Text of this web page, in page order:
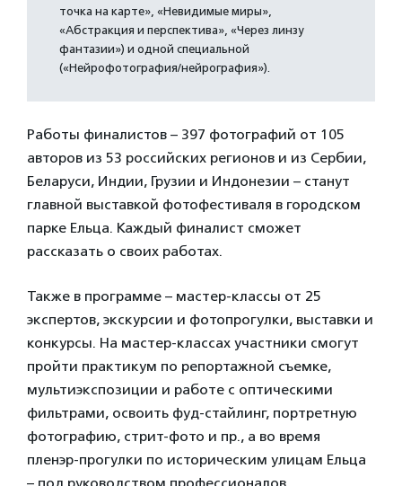
точка на карте», «Невидимые миры»,
«Абстракция и перспектива», «Через линзу
фантазии») и одной специальной
(«Нейрофотография/нейрография»).
Работы финалистов – 397 фотографий от 105
авторов из 53 российских регионов и из Сербии,
Беларуси, Индии, Грузии и Индонезии – станут
главной выставкой фотофестиваля в городском
парке Ельца. Каждый финалист сможет
рассказать о своих работах.
Также в программе – мастер-классы от 25
экспертов, экскурсии и фотопрогулки, выставки и
конкурсы. На мастер-классах участники смогут
пройти практикум по репортажной съемке,
мультиэкспозиции и работе с оптическими
фильтрами, освоить фуд-стайлинг, портретную
фотографию, стрит-фото и пр., а во время
пленэр-прогулки по историческим улицам Ельца